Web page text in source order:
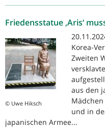
Friedensstatue ‚Aris‘
© Uwe Hiksch
Korea-
Zweiten
aus den
und in
japanischen Armee...